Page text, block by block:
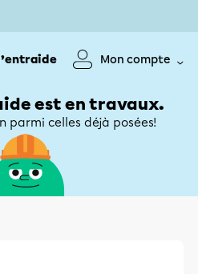
Mon compte
est en travaux.
parmi celles déjà posées!